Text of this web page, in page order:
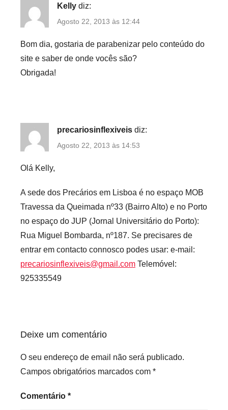
d
e
,
i
o
s
e
r
e
Kelly diz:
Agosto 22, 2013 às 12:44
Bom dia, gostaria de parabenizar pelo conteúdo do
site e saber de onde vocês são?
Obrigada!
precariosinflexiveis diz:
Agosto 22, 2013 às 14:53
Olá Kelly,
A sede dos Precários em Lisboa é no espaço MOB
Travessa da Queimada nº33 (Bairro Alto) e no Porto
no espaço do JUP (Jornal Universitário do Porto):
Rua Miguel Bombarda, nº187. Se precisares de
entrar em contacto connosco podes usar: e-mail:
precariosinflexiveis@gmail.com Telemóvel:
925335549
Deixe um comentário
O seu endereço de email não será publicado.
Campos obrigatórios marcados com *
Comentário *